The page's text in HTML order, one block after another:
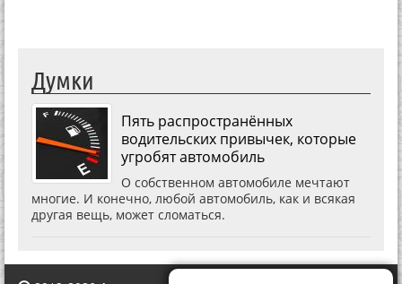
Думки
Пять распространённых
водительских привычек, которые
угробят автомобиль
О собственном автомобиле мечтают
многие. И конечно, любой автомобиль, как и всякая
другая вещь, может сломаться.